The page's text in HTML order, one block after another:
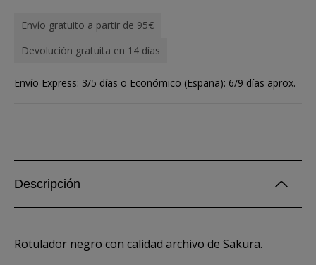
Envío gratuito a partir de 95€
Devolución gratuita en 14 días
Envío Express: 3/5 días o Económico (España): 6/9 días aprox.
Descripción
Rotulador negro con calidad archivo de Sakura.